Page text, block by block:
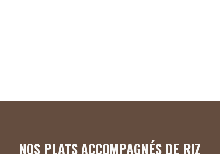
NOS PLATS ACCOMPAGNÉS DE RIZ